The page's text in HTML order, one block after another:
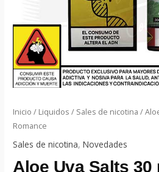
Inicio / Liquidos / Sales de nicotina /
Romance
Sales de nicotina,Novedades
Aloe Uva Salts 30